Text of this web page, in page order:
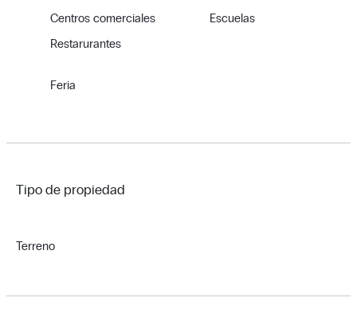
Centros comerciales Escuelas
Restarurantes
Feria
Tipo de propiedad
Terreno